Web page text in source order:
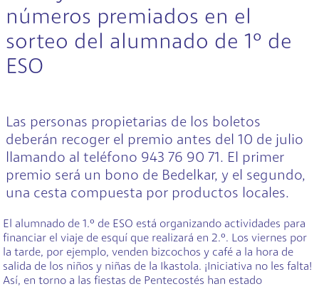
números premiados en el
sorteo del alumnado de 1º de
ESO
Las personas propietarias de los boletos
deberán recoger el premio antes del 10 de julio
llamando al teléfono 943 76 90 71. El primer
premio será un bono de Bedelkar, y el segundo,
una cesta compuesta por productos locales.
El alumnado de 1.º de ESO está organizando actividades para
financiar el viaje de esquí que realizará en 2.º. Los viernes por
la tarde, por ejemplo, venden bizcochos y café a la hora de
salida de los niños y niñas de la Ikastola. ¡Iniciativa no les falta!
Así, en torno a las fiestas de Pentecostés han estado